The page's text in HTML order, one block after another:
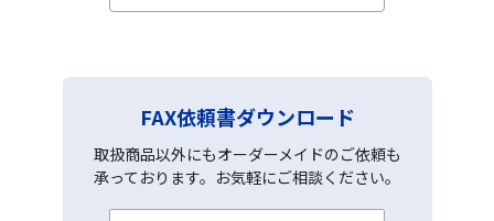
FAX依頼書ダウンロード
取扱商品以外にもオーダーメイドのご依頼も
承っております。お気軽にご相談ください。